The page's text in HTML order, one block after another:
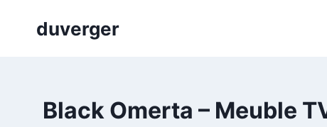
duverger
Black Omerta – Meuble